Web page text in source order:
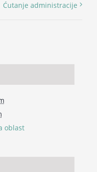
Ćutanje administracije
oblast